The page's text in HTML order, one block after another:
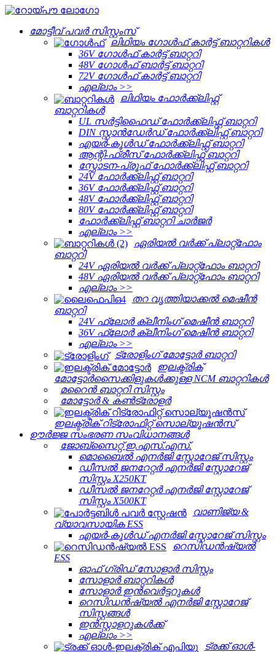
മോട്ടീവ് പവർ സിസ്റ്റംസ്
ലിഥിയം ഗോൾഫ് കാർട്ട് ബാറ്ററികൾ
36V ഗോൾഫ് കാർട്ട് ബാറ്ററി
48V ഗോൾഫ് ബാർട്ട് ബാറ്ററി
72V ഗോൾഫ് കാർട്ട് ബാറ്ററി
എല്ലാം >>
ലിഥിയം ഫോർക്ക്ലിഫ്റ്റ്
ബാറ്ററികൾ
UL സർട്ടിഫൈഡ് ഫോർക്ക്ലിഫ്റ്റ് ബാറ്ററി
DIN സ്റ്റാൻഡേർഡ് ഫോർക്ക്ലിഫ്റ്റ് ബാറ്ററി
എയർ-കൂൾഡ് ഫോർക്ക്ലിഫ്റ്റ് ബാറ്ററി
ആന്റി-ഫ്രീസ് ഫോർക്ക്ലിഫ്റ്റ് ബാറ്ററി
സ്ഫോടന-പ്രൂഫ് ഫോർക്ക്ലിഫ്റ്റ് ബാറ്ററി
24V ഫോർക്ക്ലിഫ്റ്റ് ബാറ്ററി
36V ഫോർക്ക്ലിഫ്റ്റ് ബാറ്ററി
48V ഫോർക്ക്ലിഫ്റ്റ് ബാറ്ററി
80V ഫോർക്ക്ലിഫ്റ്റ് ബാറ്ററി
ഫോർക്ക്ലിഫ്റ്റ് ബാറ്ററി ചാർജർ
എല്ലാം >>
ഏരിയൽ വർക്ക് പ്ലാറ്റ്‌ഫോം
ബാറ്ററി
24V ഏരിയൽ വർക്ക് പ്ലാറ്റ്‌ഫോം ബാറ്ററി
48V ഏരിയൽ വർക്ക് പ്ലാറ്റ്‌ഫോം ബാറ്ററി
എല്ലാം >>
തറ വൃത്തിയാക്കൽ മെഷീൻ
ബാറ്ററി
24V ഫ്ലോർ ക്ലീനിംഗ് മെഷീൻ ബാറ്ററി
36V ഫ്ലോർ ക്ലീനിംഗ് മെഷീൻ ബാറ്ററി
എല്ലാം >>
ട്രോളിംഗ് മോട്ടോർ ബാറ്ററി
ഇലക്ട്രിക്
മോട്ടോർസൈക്കിളുകൾക്കുള്ള NCM ബാറ്ററികൾ
മറൈൻ ബാറ്ററി സിസ്റ്റം
മോട്ടോർ & കൺട്രോളർ
ഇലക്ട്രിക് റിട്രോഫിറ്റ് സൊല്യൂഷൻസ്
ഊർജ്ജ സംഭരണ ​​സംവിധാനങ്ങൾ
ജോബ്‌സൈറ്റ് ഇ.എസ്.എസ്.
മൊബൈൽ എനർജി സ്റ്റോറേജ് സിസ്റ്റം
ഡീസൽ ജനറേറ്റർ എനർജി സ്റ്റോറേജ്
സിസ്റ്റം X250KT
ഡീസൽ ജനറേറ്റർ എനർജി സ്റ്റോറേജ്
സിസ്റ്റം X500KT
വാണിജ്യ &
വ്യാവസായിക ESS
എയർ-കൂൾഡ് എനർജി സ്റ്റോറേജ് സിസ്റ്റം
റെസിഡൻഷ്യൽ
ESS
ഓഫ് ഗ്രിഡ് സോളാർ സിസ്റ്റം
സോളാർ ബാറ്ററികൾ
സോളാർ ഇൻവെർട്ടറുകൾ
റെസിഡൻഷ്യൽ എനർജി സ്റ്റോറേജ്
സിസ്റ്റങ്ങൾ
ഇൻസ്റ്റാളറുകൾക്ക്
എല്ലാം >>
ട്രക്ക് ഓൾ-